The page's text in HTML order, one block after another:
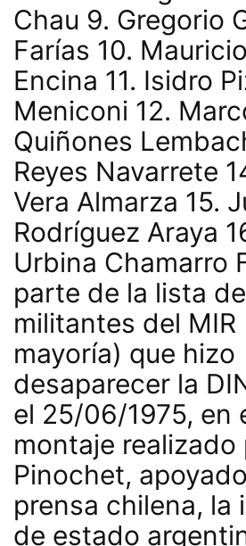
Chau 9. Gregorio
Farías 10.
Encina 11. Isidro
Meniconi 12.
Quiñones
Reyes Navarrete
Vera Almarza 15.
Rodríguez Araya
Urbina Chamarro
parte de la lista
militantes del MIR
mayoría) que hizo
desaparecer la
el 25/06/1975, en
montaje realizado
Pinochet,
prensa chilena, la
de estado